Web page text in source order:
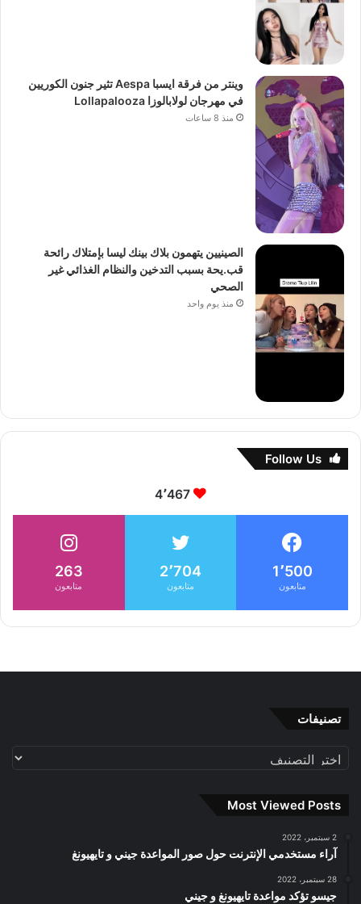
وينتر من فرقة ايسبا Aespa تثير جنون الكوريين
في مهرجان لولابالوزا Lollapalooza
منذ 8 ساعات
الصينيين يتهمون بلاك بينك ليسا بإمتلاك رائحة
قب.يحة بسبب التدخين والنظام الغذائي غير
الصحي
منذ يوم واحد
Follow Us
4٬467
1٬500
متابعون
2٬704
متابعون
263
متابعون
تصنيفات
تصنيفات
Most Viewed Posts
2 سبتمبر، 2022
آراء مستخدمي الإنترنت حول صور المواعدة جيني و تايهيونغ
28 سبتمبر، 2022
جيسو تؤكد مواعدة تايهيونغ و جيني